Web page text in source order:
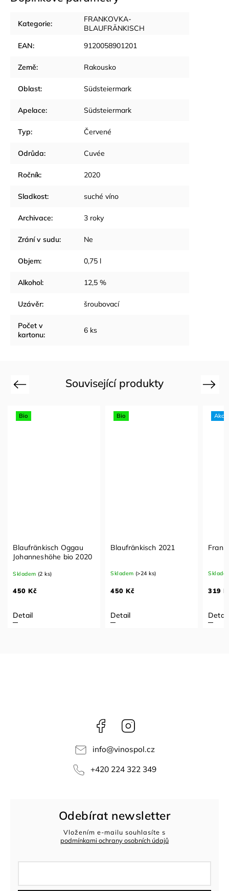
Kategorie:
FRANKOVKA-
BLAUFRÄNKISCH
EAN: 9120058901201
Země: Rakousko
Oblast: Südsteiermark
Apelace: Südsteiermark
Typ: Červené
Odrůda: Cuvée
Ročník: 2020
Sladkost: suché víno
Archivace: 3 roky
Zrání v sudu: Ne
Objem: 0,75 l
Alkohol: 12,5 %
Uzávěr: šroubovací
Počet v
kartonu: 6 ks
Související produkty
Previous
Bio
Blaufränkisch Oggau
Johanneshöhe bio 2020
Skladem (2 ks)
450 Kč
Detail
Bio
Blaufränkisch 2021
Skladem (>24 ks)
450 Kč
Detail
Akce
319
Detail
Next
Facebook
info@vinospol.cz
+420 224 322 349
Odebírat newsletter
Vložením e-mailu souhlasíte s
podmínkami ochrany osobních údajů